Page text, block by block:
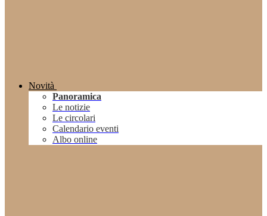
Novità
Panoramica
Le notizie
Le circolari
Calendario eventi
Albo online